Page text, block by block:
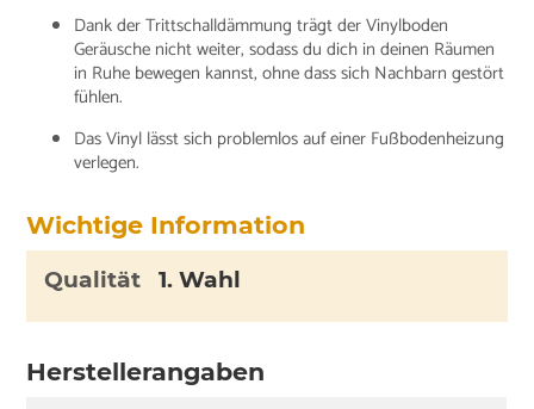
Dank der Trittschalldämmung trägt der Vinylboden
Geräusche nicht weiter, sodass du dich in deinen Räumen
in Ruhe bewegen kannst, ohne dass sich Nachbarn gestört
fühlen.
Das Vinyl lässt sich problemlos auf einer Fußbodenheizung
verlegen.
Wichtige Information
Qualität 1. Wahl
Herstellerangaben